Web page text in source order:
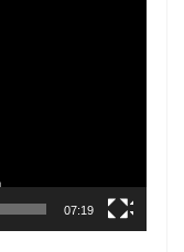
07:19